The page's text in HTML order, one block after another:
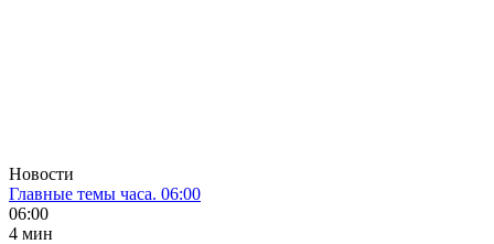
Новости
Главные темы часа. 06:00
06:00
4 мин